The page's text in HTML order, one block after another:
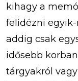
kihagy a
felidézni
addig csak
idősebb
tárgyakról